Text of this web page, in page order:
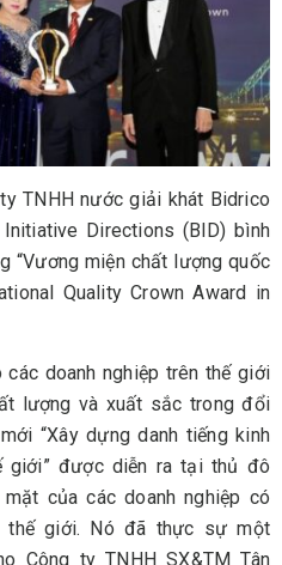
TNHH nước giải khát Bidrico
Directions (BID) bình
“Vương miện chất lượng quốc
Quality Crown Award in
doanh nghiệp trên thế giới
lượng và xuất sắc trong đổi
“Xây dựng danh tiếng kinh
giới” được diễn ra tại thủ đô
của các doanh nghiệp có
thế giới. Nó đã thực sự một
Công ty TNHH SX&TM Tân